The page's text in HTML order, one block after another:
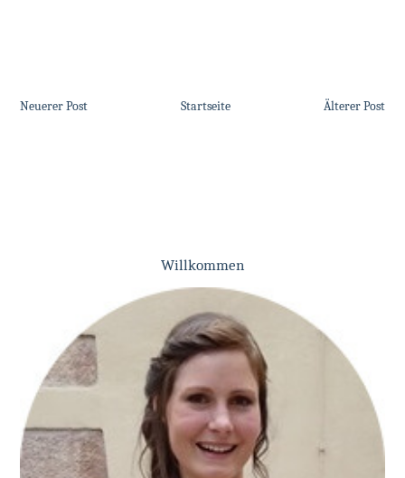
Neuerer Post Älterer Post
Startseite
Willkommen